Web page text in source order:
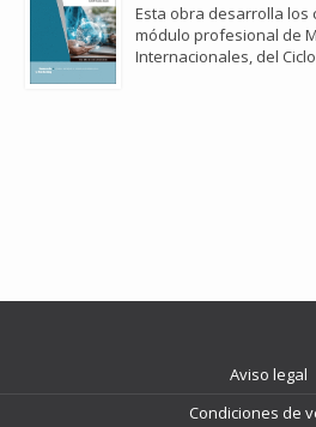
Esta obra desarrolla los
módulo profesional de
Internacionales, del
Aviso legal
Condiciones de